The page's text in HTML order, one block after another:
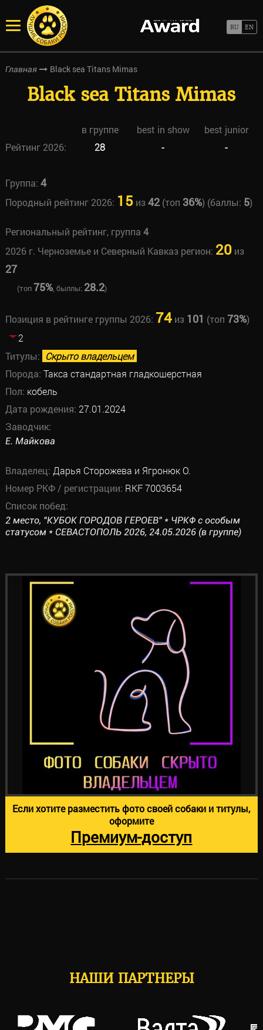
Главная Black sea Titans Mimas
Black sea Titans Mimas
в группе best in show
best junior
Рейтинг 2026:
28 - -
Группа: 4
Породный рейтинг 2026: 15из42(топ 36%) (баллы: 5)
Региональный рейтинг, группа 4
2026 г. Черноземье и Северный Кавказ регион: 20из
27
(топ75%, быллы: 28.2)
Позиция в рейтинге группы 2026: 74из 101 (топ 73%)
2
Титулы: Скрыто владельцем
Порода: Такса стандартная гладкошерстная
Пол: кобель
Дата рождения: 27.01.2024
Заводчик:
Е. Майкова
Владелец: Дарья Сторожева и Ягронюк О.
Номер РКФ / регистрации: RKF 7003654
Список побед:
2 место, "КУБОК ГОРОДОВ ГЕРОЕВ" * ЧРКФ с особым
статусом * СЕВАСТОПОЛЬ 2026, 24.05.2026 (в группе)
Если хотите разместить фото своей собаки и титулы,
оформите
Премиум-доступ
НАШИ ПАРТНЕРЫ